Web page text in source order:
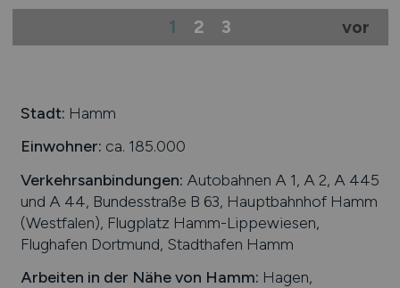
1 2 3 vor
Stadt: Hamm
Einwohner: ca. 185.000
Verkehrsanbindungen: Autobahnen A 1, A 2, A 445
und A 44, Bundesstraße B 63, Hauptbahnhof Hamm
(Westfalen), Flugplatz Hamm-Lippewiesen,
Flughafen Dortmund, Stadthafen Hamm
Arbeiten in der Nähe von Hamm: Hagen,